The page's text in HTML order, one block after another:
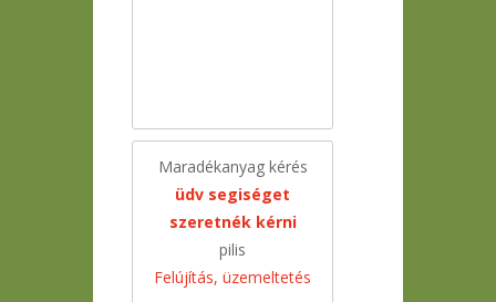
Maradékanyag kérés
üdv segiséget
szeretnék kérni
pilis
Felújítás, üzemeltetés